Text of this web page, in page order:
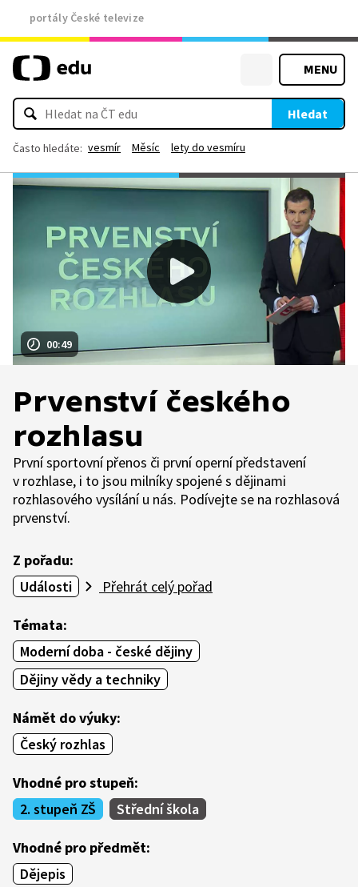
portály České televize
MENU
Hledat
Často hledáte: vesmír Měsíc lety do vesmíru
00:49
Prvenství českého
rozhlasu
První sportovní přenos či první operní představení
v rozhlase, i to jsou milníky spojené s dějinami
rozhlasového vysílání u nás. Podívejte se na rozhlasová
prvenství.
Z pořadu:
Události
Přehrát celý pořad
Témata:
Moderní doba - české dějiny
Dějiny vědy a techniky
Námět do výuky:
Český rozhlas
Vhodné pro stupeň:
2. stupeň ZŠ
Střední škola
Vhodné pro předmět:
Dějepis